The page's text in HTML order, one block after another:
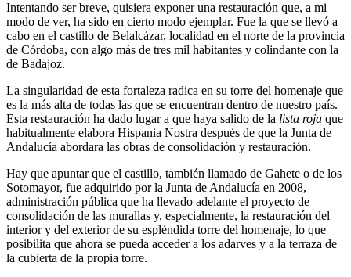
Intentando ser breve, quisiera exponer una restauración que, a mi
modo de ver, ha sido en cierto modo ejemplar. Fue la que se llevó a
cabo en el castillo de Belalcázar, localidad en el norte de la provincia
de Córdoba, con algo más de tres mil habitantes y colindante con la
de Badajoz.
La singularidad de esta fortaleza radica en su torre del homenaje que
es la más alta de todas las que se encuentran dentro de nuestro país.
Esta restauración ha dado lugar a que haya salido de la lista roja que
habitualmente elabora Hispania Nostra después de que la Junta de
Andalucía abordara las obras de consolidación y restauración.
Hay que apuntar que el castillo, también llamado de Gahete o de los
Sotomayor, fue adquirido por la Junta de Andalucía en 2008,
administración pública que ha llevado adelante el proyecto de
consolidación de las murallas y, especialmente, la restauración del
interior y del exterior de su espléndida torre del homenaje, lo que
posibilita que ahora se pueda acceder a los adarves y a la terraza de
la cubierta de la propia torre.